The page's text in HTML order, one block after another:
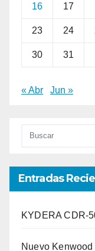
16 17
23 24
30 31
« Abr Jun »
Entradas
KYDERA CDR-
Nuevo